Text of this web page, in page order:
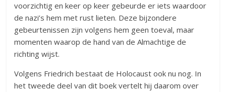
voorzichtig en keer op keer gebeurde er iets waardoor
de nazi’s hem met rust lieten. Deze bijzondere
gebeurtenissen zijn volgens hem geen toeval, maar
momenten waarop de hand van de Almachtige de
richting wijst.
Volgens Friedrich bestaat de Holocaust ook nu nog. In
het tweede deel van dit boek vertelt hij daarom over